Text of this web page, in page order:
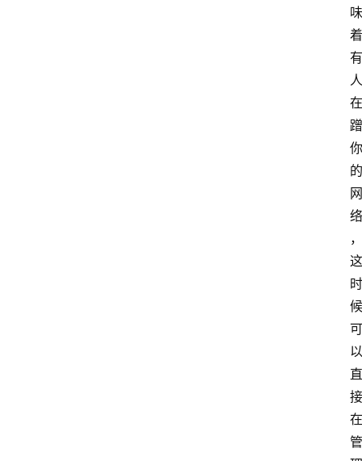
味
着
有
人
在
蹭
你
的
网
络
，
这
时
候
可
以
直
接
在
管